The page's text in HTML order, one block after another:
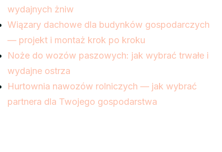
wydajnych żniw
Wiązary dachowe dla budynków gospodarczych
— projekt i montaż krok po kroku
Noże do wozów paszowych: jak wybrać trwałe i
wydajne ostrza
Hurtownia nawozów rolniczych — jak wybrać
partnera dla Twojego gospodarstwa